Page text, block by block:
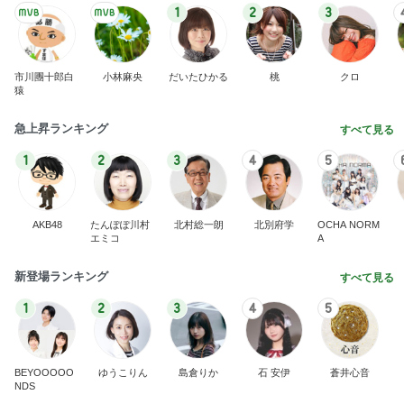
市川團十郎白
猿
小林麻央
1
だいたひかる
2
桃
3
クロ
急上昇ランキング すべて見る
1
AKB48
2
たんぽぽ川村
エミコ
3
北村総一朗
4
北別府学
5
OCHA NORM
A
新登場ランキング すべて見る
1
BEYOOOOO
NDS
2
ゆうこりん
3
島倉りか
4
石 安伊
5
蒼井心音